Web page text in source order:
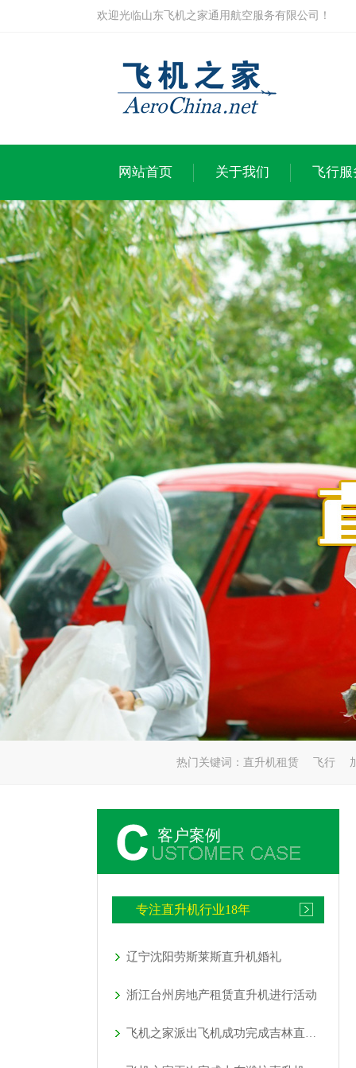
欢迎光临山东飞机之家通用航空服务有限公司！
网站首页 关于我们 飞行服
热门关键词： 直升机租赁 飞行
客户案例
专注直升机行业18年
辽宁沈阳劳斯莱斯直升机婚礼
浙江台州房地产租赁直升机进行活动
飞机之家派出飞机成功完成吉林直升机航测